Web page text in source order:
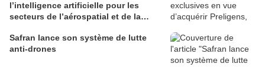
l’intelligence artificielle pour les
secteurs de l’aérospatial et de la
Safran lance son système de lutte
anti-drones